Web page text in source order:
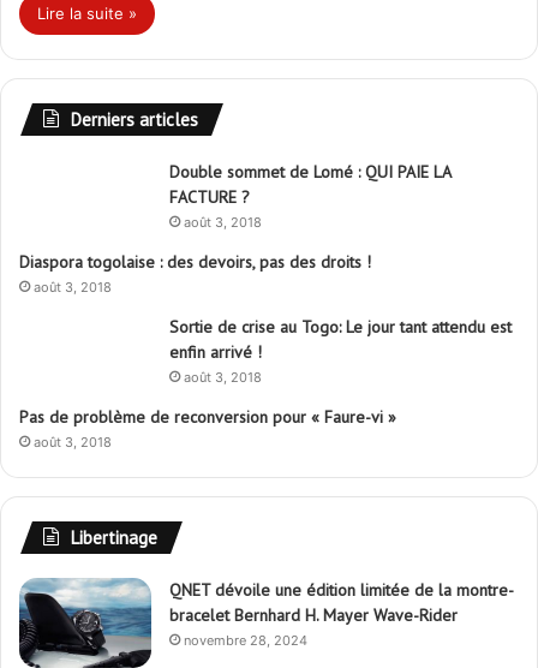
Lire la suite »
Derniers articles
Double sommet de Lomé : QUI PAIE LA
FACTURE ?
août 3, 2018
Diaspora togolaise : des devoirs, pas des droits !
août 3, 2018
Sortie de crise au Togo: Le jour tant attendu est
enfin arrivé !
août 3, 2018
Pas de problème de reconversion pour « Faure-vi »
août 3, 2018
Libertinage
QNET dévoile une édition limitée de la montre-
bracelet Bernhard H. Mayer Wave-Rider
novembre 28, 2024